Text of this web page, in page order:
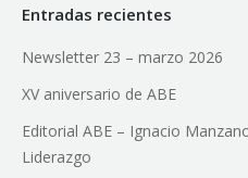
Entradas recientes
Newsletter 23 – marzo 2026
XV aniversario de ABE
Editorial ABE – Ignacio
Liderazgo